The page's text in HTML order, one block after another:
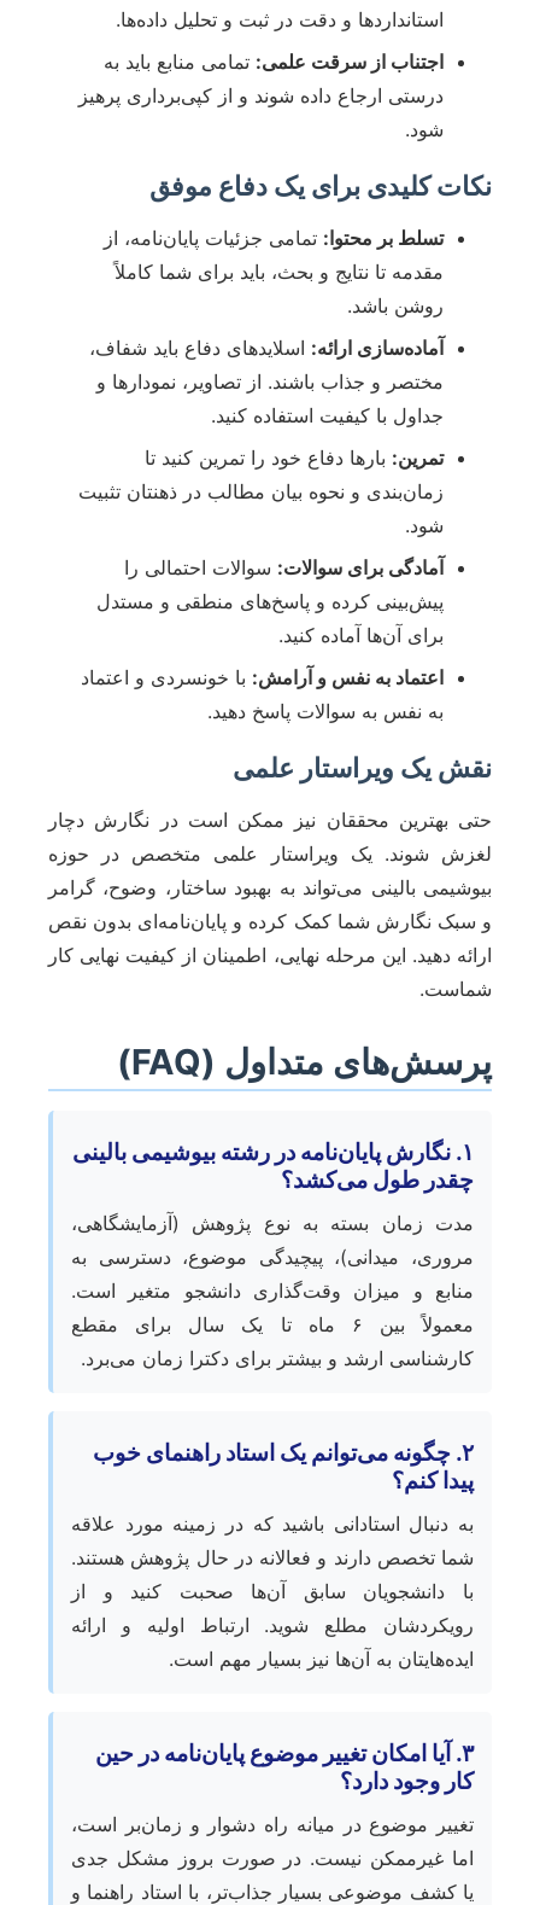
استانداردها و دقت در ثبت و تحلیل داده‌ها.
اجتناب از سرقت علمی: تمامی منابع باید به
درستی ارجاع داده شوند و از کپی‌برداری پرهیز
شود.
نکات کلیدی برای یک دفاع موفق
تسلط بر محتوا: تمامی جزئیات پایان‌نامه، از
مقدمه تا نتایج و بحث، باید برای شما کاملاً
روشن باشد.
آماده‌سازی ارائه: اسلایدهای دفاع باید شفاف،
مختصر و جذاب باشند. از تصاویر، نمودارها و
جداول با کیفیت استفاده کنید.
تمرین: بارها دفاع خود را تمرین کنید تا
زمان‌بندی و نحوه بیان مطالب در ذهنتان تثبیت
شود.
آمادگی برای سوالات: سوالات احتمالی را
پیش‌بینی کرده و پاسخ‌های منطقی و مستدل
برای آن‌ها آماده کنید.
اعتماد به نفس و آرامش: با خونسردی و اعتماد
به نفس به سوالات پاسخ دهید.
نقش یک ویراستار علمی
حتی بهترین محققان نیز ممکن است در نگارش دچار
لغزش شوند. یک ویراستار علمی متخصص در حوزه
بیوشیمی بالینی می‌تواند به بهبود ساختار، وضوح، گرامر
و سبک نگارش شما کمک کرده و پایان‌نامه‌ای بدون نقص
ارائه دهید. این مرحله نهایی، اطمینان از کیفیت نهایی کار
شماست.
پرسش‌های متداول (FAQ)
۱. نگارش پایان‌نامه در رشته بیوشیمی بالینی
چقدر طول می‌کشد؟
مدت زمان بسته به نوع پژوهش (آزمایشگاهی،
مروری، میدانی)، پیچیدگی موضوع، دسترسی به
منابع و میزان وقت‌گذاری دانشجو متغیر است.
معمولاً بین ۶ ماه تا یک سال برای مقطع
کارشناسی ارشد و بیشتر برای دکترا زمان می‌برد.
۲. چگونه می‌توانم یک استاد راهنمای خوب
پیدا کنم؟
به دنبال استادانی باشید که در زمینه مورد علاقه
شما تخصص دارند و فعالانه در حال پژوهش هستند.
با دانشجویان سابق آن‌ها صحبت کنید و از
رویکردشان مطلع شوید. ارتباط اولیه و ارائه
ایده‌هایتان به آن‌ها نیز بسیار مهم است.
۳. آیا امکان تغییر موضوع پایان‌نامه در حین
کار وجود دارد؟
تغییر موضوع در میانه راه دشوار و زمان‌بر است،
اما غیرممکن نیست. در صورت بروز مشکل جدی
یا کشف موضوعی بسیار جذاب‌تر، با استاد راهنما و